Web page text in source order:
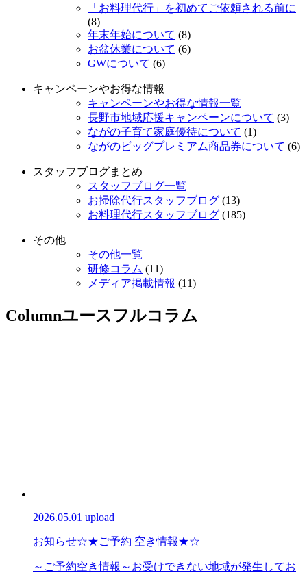
「お料理代行」を初めてご依頼される前に
(8)
年末年始について (8)
お盆休業について (6)
GWについて (6)
キャンペーンやお得な情報
キャンペーンやお得な情報一覧
長野市地域応援キャンペーンについて (3)
ながの子育て家庭優待について (1)
ながのビッグプレミアム商品券について (6)
スタッフブログまとめ
スタッフブログ一覧
お掃除代行スタッフブログ (13)
お料理代行スタッフブログ (185)
その他
その他一覧
研修コラム (11)
メディア掲載情報 (11)
Columnユースフルコラム
2026.05.01 upload
お知らせ☆★ご予約 空き情報★☆
～ご予約空き情報～お受けできない地域が発生してお